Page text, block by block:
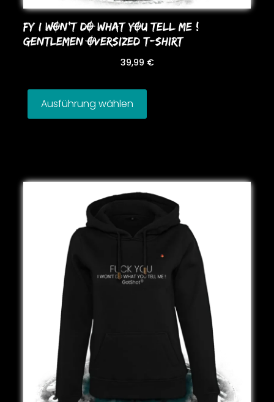
FY I WON’T DO WHAT YOU TELL ME !
GENTLEMEN OVERSIZED T-SHIRT
39,99 €
Ausführung wählen